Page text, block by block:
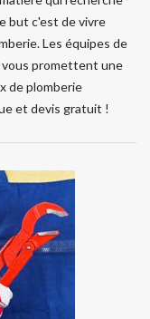
but c'est de vivre
Les équipes de
vous promettent une
de plomberie
et devis gratuit !